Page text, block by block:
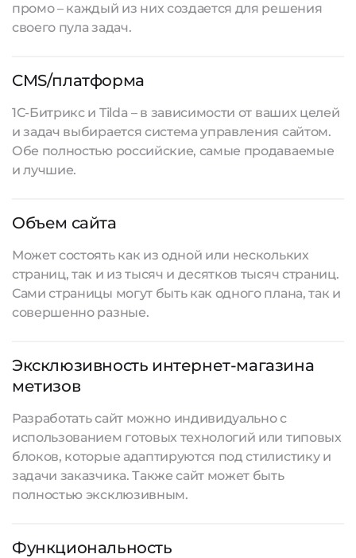
промо – каждый из них создается для решения
своего пула задач.
CMS/платформа
1С-Битрикс и Tilda – в зависимости от ваших целей
и задач выбирается система управления сайтом.
Обе полностью российские, самые продаваемые
и лучшие.
Объем сайта
Может состоять как из одной или нескольких
страниц, так и из тысяч и десятков тысяч страниц.
Сами страницы могут быть как одного плана, так и
совершенно разные.
Эксклюзивность интернет-магазина
метизов
Разработать сайтможно индивидуально с
использованием готовых технологий или типовых
блоков, которые адаптируются под стилистику и
задачи заказчика. Также сайт может быть
полностью эксклюзивным.
Функциональность